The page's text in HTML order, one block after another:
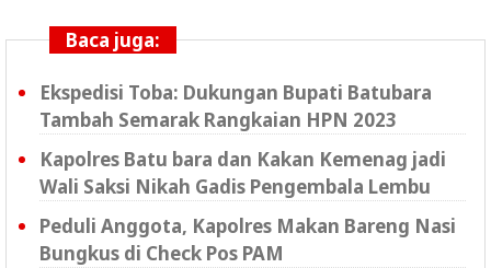
Baca juga:
Ekspedisi Toba: Dukungan Bupati Batubara
Tambah Semarak Rangkaian HPN 2023
Kapolres Batu bara dan Kakan Kemenag jadi
Wali Saksi Nikah Gadis Pengembala Lembu
Peduli Anggota, Kapolres Makan Bareng Nasi
Bungkus di Check Pos PAM